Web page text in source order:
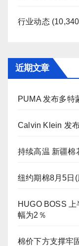
行业动态
近期文章
PUMA 发布多特
Calvin Klein 发
持续高温 新疆棉
纽约期棉8月5日
HUGO BOSS
幅为2％
棉价下方支撑牢